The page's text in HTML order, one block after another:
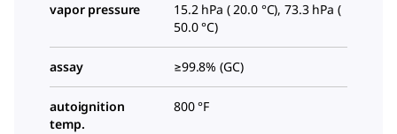
vapor pressure
15.2 hPa ( 20.0 °C), 73.3 hPa (
50.0 °C)
assay ≥99.8% (GC)
autoignition
temp.
800 °F